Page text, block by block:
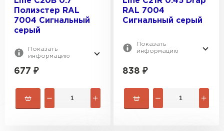
Полиэстер RAL
7004 Сигнальный
серый
Показать
информацию
677 ₽
RAL 7004
Сигнальный серый
Показать
информацию
838 ₽